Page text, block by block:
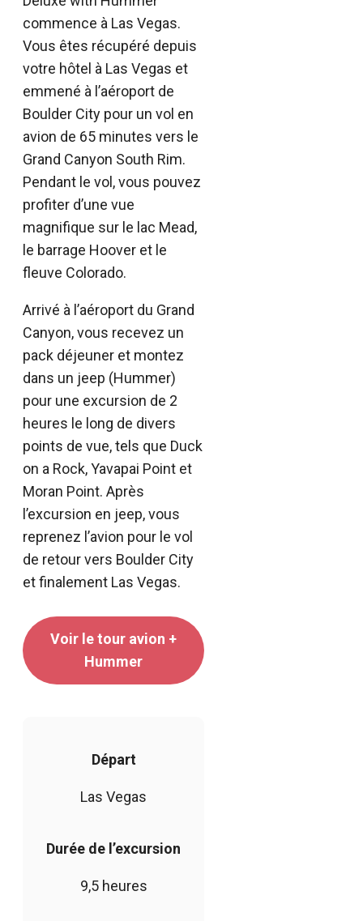
commence à Las Vegas.
Vous êtes récupéré depuis
votre hôtel à Las Vegas et
emmené à l’aéroport de
Boulder City pour un vol en
avion de 65 minutes vers le
Grand Canyon South Rim.
Pendant le vol, vous pouvez
profiter d’une vue
magnifique sur le lac Mead,
le barrage Hoover et le
fleuve Colorado.
Arrivé à l’aéroport du Grand
Canyon, vous recevez un
pack déjeuner et montez
dans un jeep (Hummer)
pour une excursion de 2
heures le long de divers
points de vue, tels que Duck
on a Rock, Yavapai Point et
Moran Point. Après
l’excursion en jeep, vous
reprenez l’avion pour le vol
de retour vers Boulder City
et finalement Las Vegas.
Voir le tour avion +
Hummer
Départ
Las Vegas
Durée de l’excursion
9,5 heures